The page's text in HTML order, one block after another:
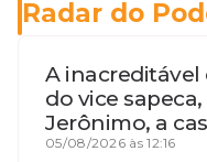
Radar do
A inacreditável
do vice
Jerônimo, a
05/08/2026 às 12:16